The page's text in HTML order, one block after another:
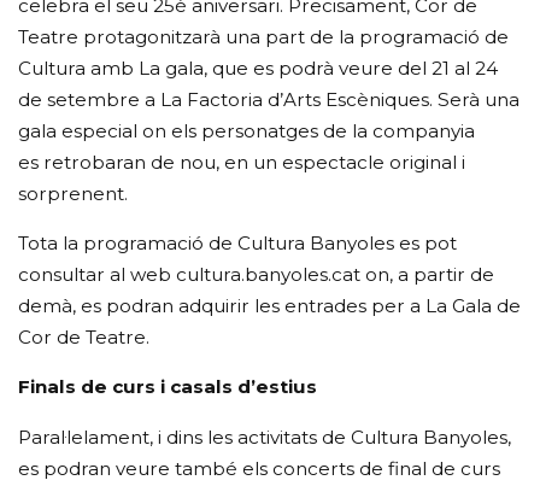
celebra el seu 25è aniversari. Precisament, Cor de
Teatre protagonitzarà una part de la programació de
Cultura amb La gala, que es podrà veure del 21 al 24
de setembre a La Factoria d’Arts Escèniques. Serà una
gala especial on els personatges de la companyia
es retrobaran de nou, en un espectacle original i
sorprenent.
Tota la programació de Cultura Banyoles es pot
consultar al web cultura.banyoles.cat on, a partir de
demà, es podran adquirir les entrades per a La Gala de
Cor de Teatre.
Finals de curs i casals d’estius
Paral·lelament, i dins les activitats de Cultura Banyoles,
es podran veure també els concerts definal de curs